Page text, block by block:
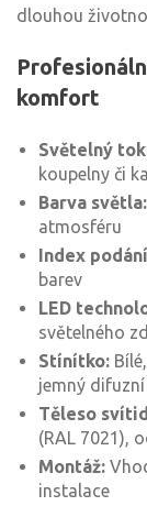
dlouhou
komfort
Světelný
koupelny či
Barva světla:
atmosféru
Index
barev
LED
světelného
Stínítko:
jemný
Těleso
(RAL 7021),
Montáž:
instalace